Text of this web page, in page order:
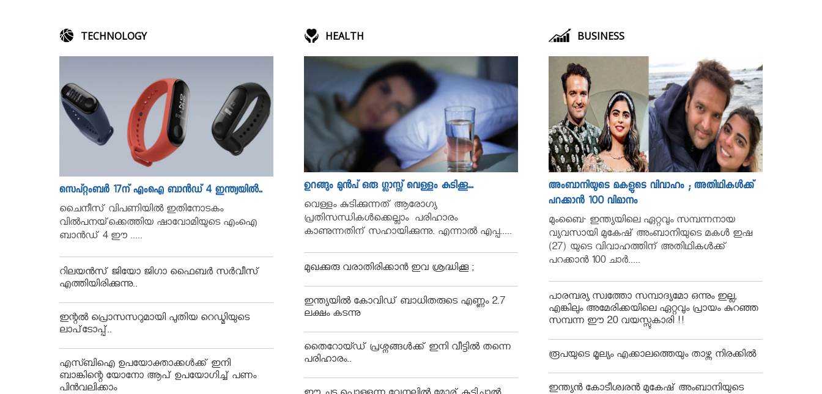
TECHNOLOGY
സെപ്റ്റംബര്‍ 17ന് എംഐ ബാന്‍ഡ് 4 ഇന്ത്യയിൽ..
ചൈനീസ് വിപണിയില്‍ ഇതിനോടകം
വില്‍പനയ്‌ക്കെത്തിയ ഷാവോമിയുടെ എംഐ
ബാന്‍ഡ് 4 ഈ .....
റിലയൻസ് ജിയോ ജിഗാ ഫൈബർ സർവീസ്
എത്തിയിരിക്കുന്നു..
ഇന്റൽ പ്രൊസസറുമായി പുതിയ റെഡ്മിയുടെ
ലാപ്‌ടോപ്പ്..
എസ്ബിഐ ഉപയോക്താക്കള്‍ക്ക് ഇനി
ബാങ്കിന്റെ യോനോ ആപ് ഉപയോഗിച്ച് പണം
പിന്‍വലിക്കാം
HEALTH
ഉറങ്ങും മുന്‍പ് ഒരു ഗ്ലാസ്സ് വെള്ളം കുടിക്കൂ...
വെള്ളം കുടിക്കുന്നത് ആരോഗ്യ
പ്രതിസന്ധികള്‍ക്കെല്ലാം പരിഹാരം
കാണുന്നതിന് സഹായിക്കുന്നു. എന്നാല്‍ എപ്പ.....
മുഖക്കുരു വരാതിരിക്കാന്‍ ഇവ ശ്രദ്ധിക്കൂ ;
ഇന്ത്യയിൽ കോവിഡ് ബാധിതരുടെ എണ്ണം 2.7
ലക്ഷം കടന്നു
തൈറോയ്ഡ് പ്രശ്നങ്ങൾക്ക് ഇനി വീട്ടിൽ തന്നെ
പരിഹാരം..
BUSINESS
അംബാനിയുടെ മകളുടെ വിവാഹം ; അതിഥികൾക്ക്
പറക്കാൻ 100 വിമാനം
മുംബൈ∙ ഇന്ത്യയിലെ ഏറ്റവും സമ്പന്നനായ
വ്യവസായി മുകേഷ് അംബാനിയുടെ മകൾ ഇഷ
(27) യുടെ വിവാഹത്തിന് അതിഥികൾക്ക്
പറക്കാൻ 100 ചാർ.....
പാരമ്പര്യ സ്വത്തോ സമ്പാദ്യമോ ഒന്നും ഇല്ല,
എങ്കിലും അമേരിക്കയിലെ ഏറ്റവും പ്രായം കുറഞ്ഞ
സമ്പന്ന ഈ 20 വയസ്സുകാരി !!
രൂപയുടെ മൂല്യം എക്കാലത്തെയും താഴ്ന്ന നിരക്കിൽ
ഇന്ത്യൻ കോടീശ്വരൻ മുകേഷ് അംബാനിയുടെ